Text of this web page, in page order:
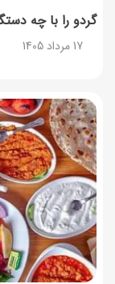
گردو را با چه
17 مرداد 1405
17
17